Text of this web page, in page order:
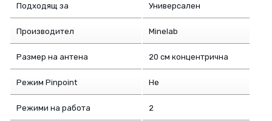
Подходящ за Универсален
Производител Minelab
Размер на антена 20 см концентрична
Режим Pinpoint Не
Режими на работа 2